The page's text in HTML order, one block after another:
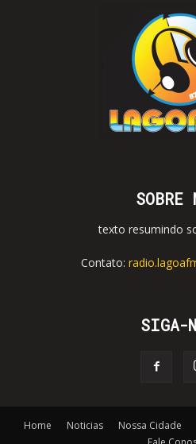
SOBRE
texto resumindo
Contato:
SIGA-
Home Noticias Nossa Cidade